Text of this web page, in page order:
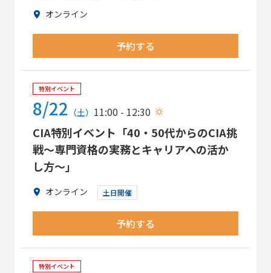
オンライン
予約する
特別イベント
8/22 （土） 11:00 - 12:30
CIA特別イベント「40・50代からのCIA挑
戦～専門資格の実務とキャリアへの活か
し方～」
オンライン 土日開催
予約する
特別イベント